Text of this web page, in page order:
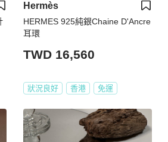
Hermès
HERMES 925純銀Chaine D'Ancre
耳環
TWD 16,560
狀況良好 香港 免運